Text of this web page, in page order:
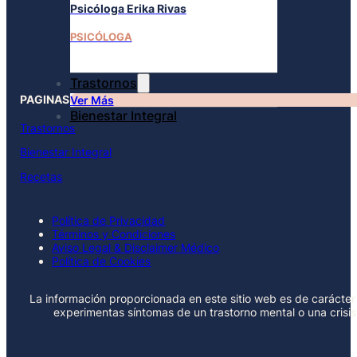
Psicóloga Erika Rivas
PSICÓLOGA
Trastornos
Ver Más
Bienestar Integral
PAGINAS
Trastornos
Bienestar Integral
Recetas
Política de Privacidad
Términos y Condiciones
Aviso Legal & Disclaimer Médico
Política de Cookies
La información proporcionada en este sitio web es de
experimentas síntomas de un trastorno mental o una